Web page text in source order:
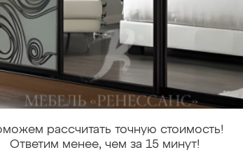
рассчитать точную стоимость!
Ответим менее, чем за 15 минут!